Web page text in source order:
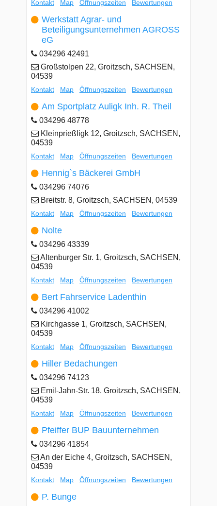
Kontakt Map Öffnungszeiten Bewertungen
Werkstatt Agrar- und
Beteiligungsunternehmen AGROSS
eG
034296 42491
Großstolpen 22, Groitzsch, SACHSEN,
04539
Kontakt Map Öffnungszeiten Bewertungen
Am Sportplatz Auligk Inh. R. Theil
034296 48778
Kleinprießligk 12, Groitzsch, SACHSEN,
04539
Kontakt Map Öffnungszeiten Bewertungen
Hennig`s Bäckerei GmbH
034296 74076
Breitstr. 8, Groitzsch, SACHSEN, 04539
Kontakt Map Öffnungszeiten Bewertungen
Nolte
034296 43339
Altenburger Str. 1, Groitzsch, SACHSEN,
04539
Kontakt Map Öffnungszeiten Bewertungen
Bert Fahrservice Ladenthin
034296 41002
Kirchgasse 1, Groitzsch, SACHSEN,
04539
Kontakt Map Öffnungszeiten Bewertungen
Hiller Bedachungen
034296 74123
Emil-Jahn-Str. 18, Groitzsch, SACHSEN,
04539
Kontakt Map Öffnungszeiten Bewertungen
Pfeiffer BUP Bauunternehmen
034296 41854
An der Eiche 4, Groitzsch, SACHSEN,
04539
Kontakt Map Öffnungszeiten Bewertungen
P. Bunge